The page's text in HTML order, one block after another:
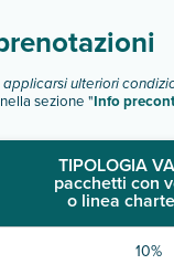
ulteriori
sezione "Info
TIPOLOGIA
pacchetti con
o linea
10%